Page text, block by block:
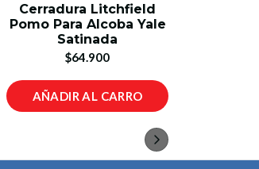
Cerradura Litchfield
Pomo Para Alcoba Yale
Satinada
$64.900
AÑADIR AL CARRO